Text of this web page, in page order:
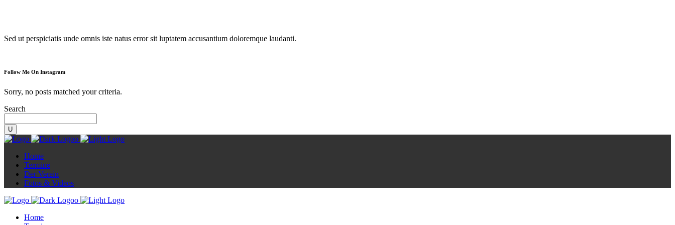
Sed ut perspiciatis unde omnis iste natus error sit luptatem accusantium doloremque laudanti.
Follow Me On Instagram
Sorry, no posts matched your criteria.
Search
Home
Termine
Der Verein
Fotos & Videos
Home